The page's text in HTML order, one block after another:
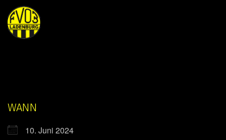
WANN
10. Juni 2024